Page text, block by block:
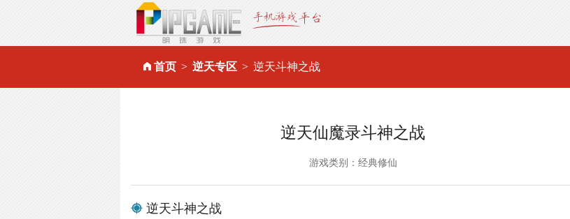
首页 逆天专区 逆天斗神之战
逆天仙魔录斗神之战
游戏类别：经典修仙
逆天斗神之战